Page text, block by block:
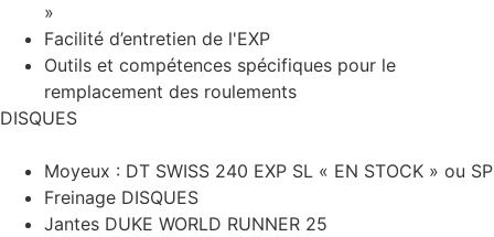
»
Facilité d’entretien de l'EXP
Outils et compétences spécifiques pour le
remplacement des roulements
DISQUES
Moyeux : DT SWISS 240 EXP SL « EN STOCK » ou SP
Freinage DISQUES
Jantes DUKE WORLD RUNNER 25